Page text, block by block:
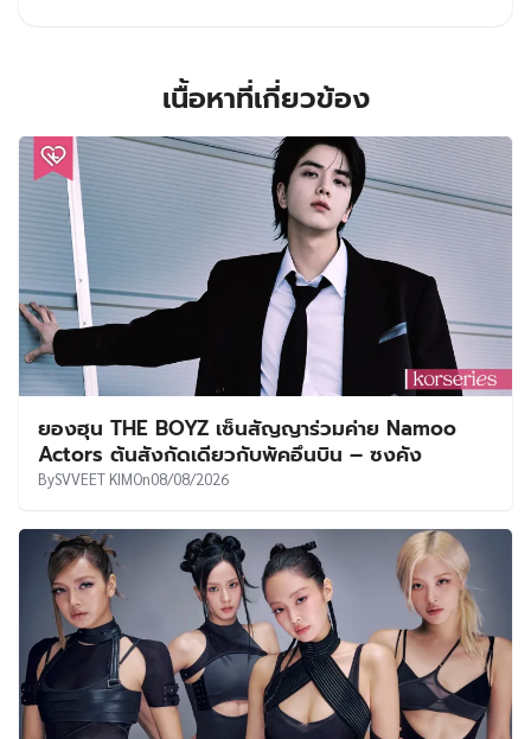
เนื้อหาที่เกี่ยวข้อง
ยองฮุน THE BOYZ เซ็นสัญญาร่วมค่าย Namoo
Actors ต้นสังกัดเดียวกับพัคอึนบิน – ซงคัง
BySVVEET KIMOn08/08/2026